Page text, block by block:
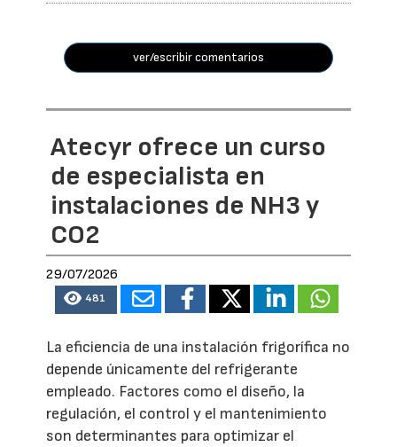
ver/escribir comentarios
Atecyr ofrece un curso
de especialista en
instalaciones de NH3 y
CO2
29/07/2026
481
La eficiencia de una instalación frigorífica no
depende únicamente del refrigerante
empleado. Factores como el diseño, la
regulación, el control y el mantenimiento
son determinantes para optimizar el